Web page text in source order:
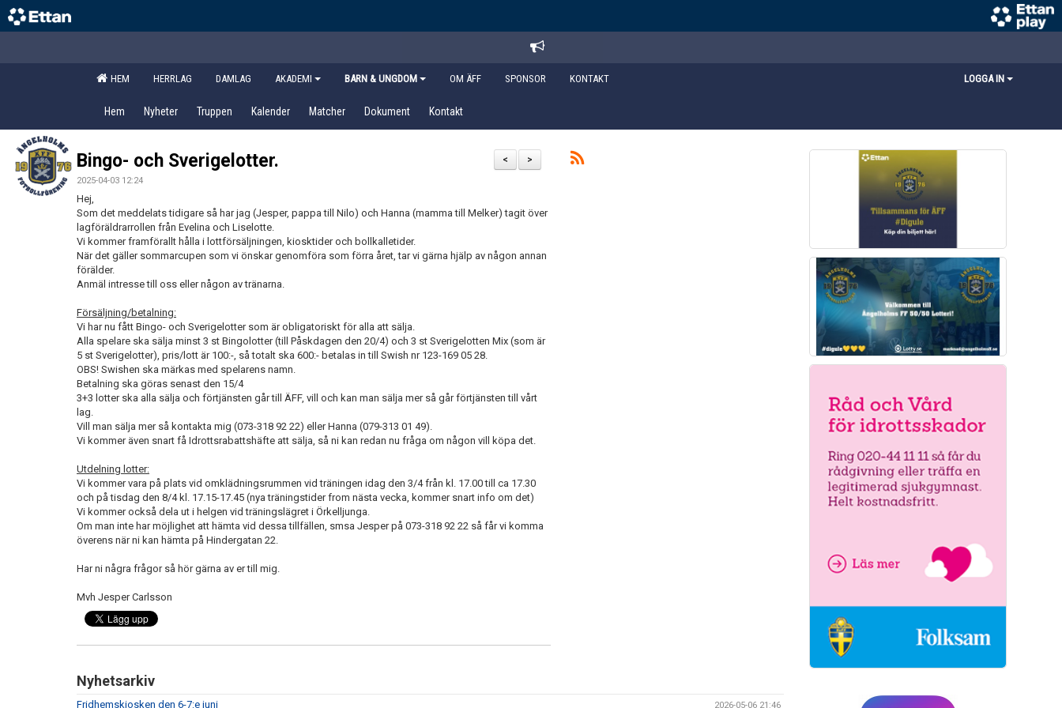
HEM HERRLAG DAMLAG AKADEMI BARN & UNGDOM OM ÄFF SPONSOR KONTAKT LOGGA IN
Hem Nyheter Truppen Kalender Matcher Dokument Kontakt
>
<
Bingo- och Sverigelotter.
2025-04-03 12:24
Hej,
Som det meddelats tidigare så har jag (Jesper, pappa till Nilo) och Hanna (mamma till Melker) tagit över
lagföräldrarrollen från Evelina och Liselotte.
Vi kommer framförallt hålla i lottförsäljningen, kiosktider och bollkalletider.
När det gäller sommarcupen som vi önskar genomföra som förra året, tar vi gärna hjälp av någon annan
förälder.
Anmäl intresse till oss eller någon av tränarna.
Försäljning/betalning:
Vi har nu fått Bingo- och Sverigelotter som är obligatoriskt för alla att sälja.
Alla spelare ska sälja minst 3 st Bingolotter (till Påskdagen den 20/4) och 3 st Sverigelotten Mix (som är
5 st Sverigelotter), pris/lott är 100:-, så totalt ska 600:- betalas in till Swish nr 123-169 05 28.
OBS! Swishen ska märkas med spelarens namn.
Betalning ska göras senast den 15/4
3+3 lotter ska alla sälja och förtjänsten går till ÄFF, vill och kan man sälja mer så går förtjänsten till vårt
lag.
Vill man sälja mer så kontakta mig (073-318 92 22) eller Hanna (079-313 01 49).
Vi kommer även snart få Idrottsrabattshäfte att sälja, så ni kan redan nu fråga om någon vill köpa det.
Utdelning lotter:
Vi kommer vara på plats vid omklädningsrummen vid träningen idag den 3/4 från kl. 17.00 till ca 17.30
och på tisdag den 8/4 kl. 17.15-17.45 (nya träningstider from nästa vecka, kommer snart info om det)
Vi kommer också dela ut i helgen vid träningslägret i Örkelljunga.
Om man inte har möjlighet att hämta vid dessa tillfällen, smsa Jesper på 073-318 92 22 så får vi komma
överens när ni kan hämta på Hindergatan 22.
Har ni några frågor så hör gärna av er till mig.
Mvh Jesper Carlsson
Nyhetsarkiv
Fridhemskiosken den 6-7:e juni 2026-05-06 21:46